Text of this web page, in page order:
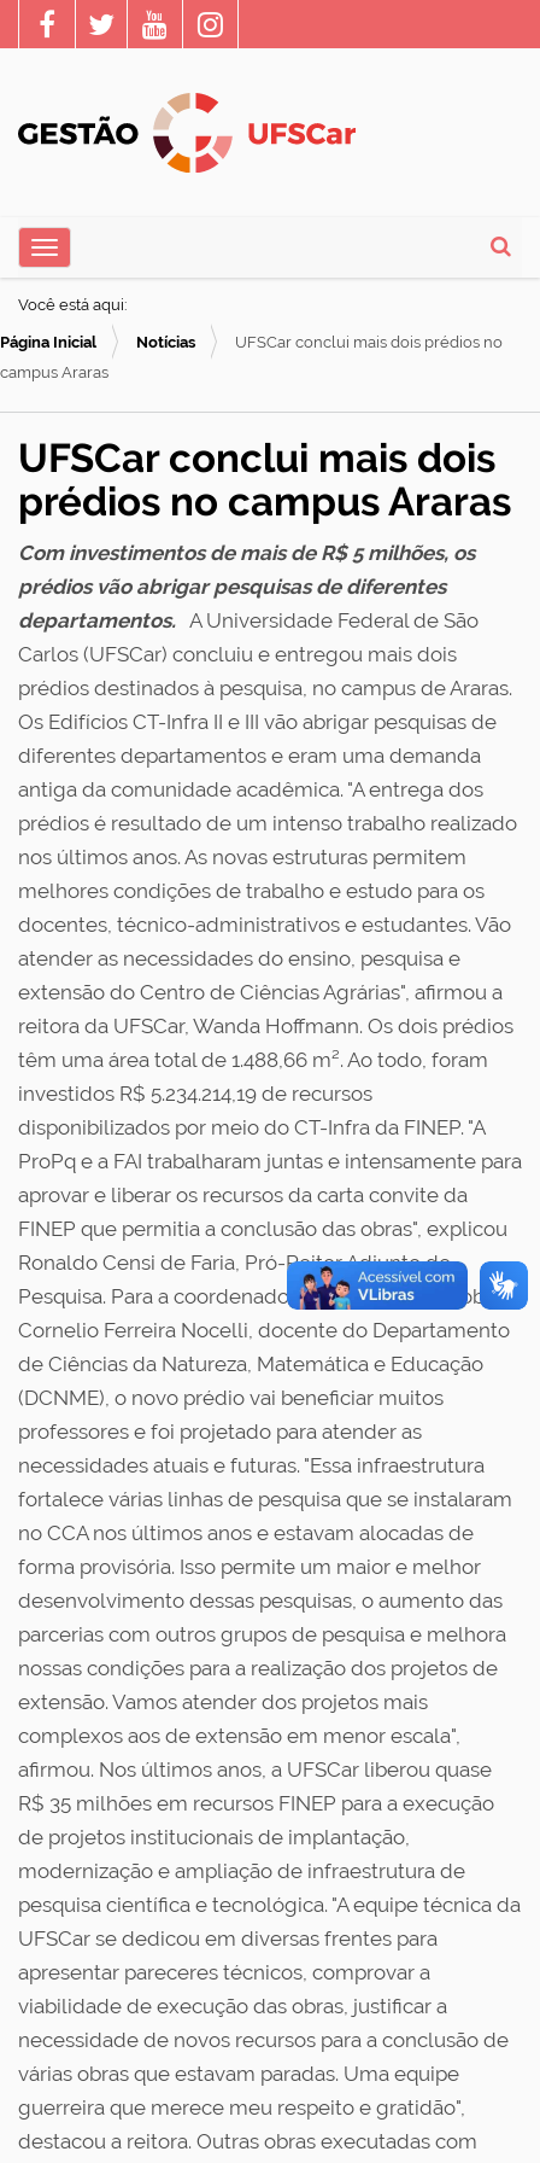
Busca
e
g
Toggle navigation
Você está aqui:
Página Inicial Notícias
UFSCar conclui mais dois prédios no
campus Araras
UFSCar conclui mais dois
prédios no campus Araras
Com investimentos de mais de R$ 5 milhões, os
prédios vão abrigar pesquisas de diferentes
departamentos. A Universidade Federal de São
Carlos (UFSCar) concluiu e entregou mais dois
prédios destinados à pesquisa, no campus de Araras.
Os Edifícios CT-Infra II e III vão abrigar pesquisas de
diferentes departamentos e eram uma demanda
antiga da comunidade acadêmica. "A entrega dos
prédios é resultado de um intenso trabalho realizado
nos últimos anos. As novas estruturas permitem
melhores condições de trabalho e estudo para os
docentes, técnico-administrativos e estudantes. Vão
atender as necessidades do ensino, pesquisa e
extensão do Centro de Ciências Agrárias", afirmou a
reitora da UFSCar, Wanda Hoffmann. Os dois prédios
têm uma área total de 1.488,66 m². Ao todo, foram
investidos R$ 5.234.214,19 de recursos
disponibilizados por meio do CT-Infra da FINEP. "A
ProPq e a FAI trabalharam juntas e intensamente para
aprovar e liberar os recursos da carta convite da
FINEP que permitia a conclusão das obras", explicou
Ronaldo Censi de Faria, Pró-Reitor Adjunto de
Pesquisa. Para a coordenadora do CT-Infra III, Roberta
Cornelio Ferreira Nocelli, docente do Departamento
de Ciências da Natureza, Matemática e Educação
(DCNME), o novo prédio vai beneficiar muitos
professores e foi projetado para atender as
necessidades atuais e futuras. "Essa infraestrutura
fortalece várias linhas de pesquisa que se instalaram
no CCA nos últimos anos e estavam alocadas de
forma provisória. Isso permite um maior e melhor
desenvolvimento dessas pesquisas, o aumento das
parcerias com outros grupos de pesquisa e melhora
nossas condições para a realização dos projetos de
extensão. Vamos atender dos projetos mais
complexos aos de extensão em menor escala",
afirmou. Nos últimos anos, a UFSCar liberou quase
R$ 35 milhões em recursos FINEP para a execução
de projetos institucionais de implantação,
modernização e ampliação de infraestrutura de
pesquisa científica e tecnológica. "A equipe técnica da
UFSCar se dedicou em diversas frentes para
apresentar pareceres técnicos, comprovar a
viabilidade de execução das obras, justificar a
necessidade de novos recursos para a conclusão de
várias obras que estavam paradas. Uma equipe
guerreira que merece meu respeito e gratidão",
destacou a reitora. Outras obras executadas com